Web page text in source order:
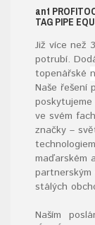
ant
TAG PIPE
Již více než
potrubí.
topenářské
Naše řešení
ve svém
značky –
maďarském
stálých
Naším